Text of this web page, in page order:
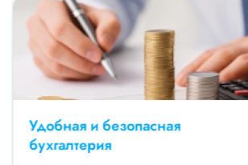
Удобная и безопасная
бухгалтерия